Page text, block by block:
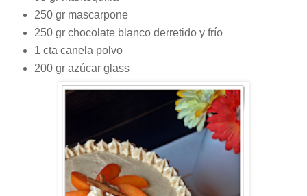
250 gr mascarpone
250 gr chocolate blanco derretido y frío
1 cta canela polvo
200 gr azúcar glass